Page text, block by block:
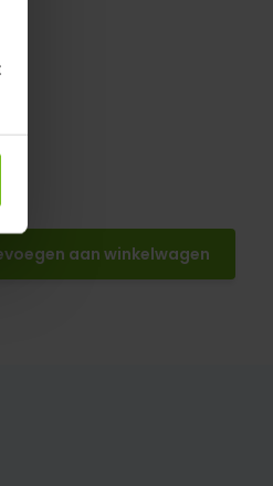
aan winkelwagen